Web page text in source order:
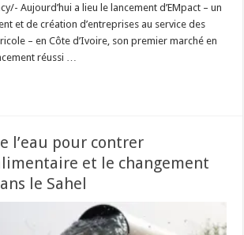
Aujourd’hui a lieu le lancement d’EMpact – un
et de création d’entreprises au service des
– en Côte d’Ivoire, son premier marché en
réussi …
l’eau pour contrer
et le changement
le Sahel